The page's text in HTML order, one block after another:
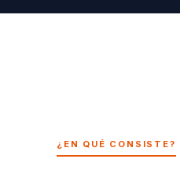
¿EN QUÉ CONSISTE?